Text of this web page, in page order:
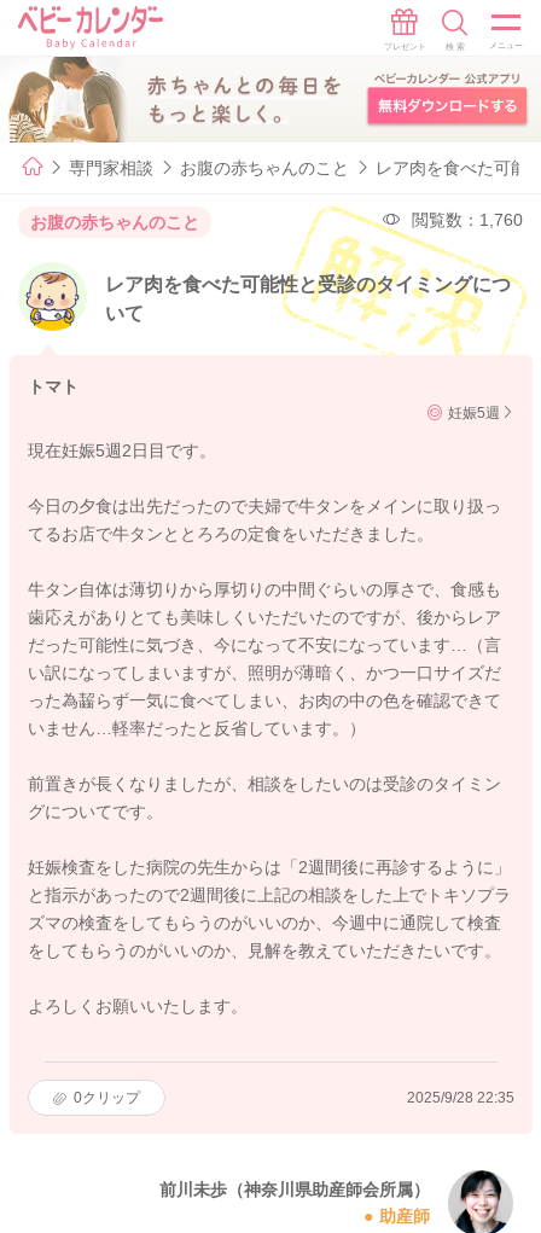
専門家相談 お腹の赤ちゃんのこと レア肉を食べた可能
お腹の赤ちゃんのこと 閲覧数：1,760
レア肉を食べた可能性と受診のタイミングにつ
いて
トマト
妊娠5週
現在妊娠5週2日目です。
今日の夕食は出先だったので夫婦で牛タンをメインに取り扱っ
てるお店で牛タンととろろの定食をいただきました。
牛タン自体は薄切りから厚切りの中間ぐらいの厚さで、食感も
歯応えがありとても美味しくいただいたのですが、後からレア
だった可能性に気づき、今になって不安になっています…（言
い訳になってしまいますが、照明が薄暗く、かつ一口サイズだ
った為齧らず一気に食べてしまい、お肉の中の色を確認できて
いません…軽率だったと反省しています。）
前置きが長くなりましたが、相談をしたいのは受診のタイミン
グについてです。
妊娠検査をした病院の先生からは「2週間後に再診するように」
と指示があったので2週間後に上記の相談をした上でトキソプラ
ズマの検査をしてもらうのがいいのか、今週中に通院して検査
をしてもらうのがいいのか、見解を教えていただきたいです。
よろしくお願いいたします。
0クリップ 2025/9/28 22:35
前川未歩（神奈川県助産師会所属）
助産師